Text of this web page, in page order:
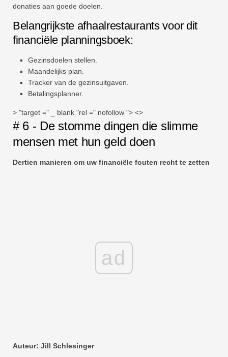
donaties aan goede doelen.
Belangrijkste afhaalrestaurants voor dit
financiële planningsboek:
Gezinsdoelen stellen.
Maandelijks plan.
Tracker van de gezinsuitgaven.
Betalingsplanner.
> "target =" _ blank "rel =" nofollow "> <>
# 6 - De stomme dingen die slimme
mensen met hun geld doen
Dertien manieren om uw financiële fouten recht te zetten
ad
Auteur: Jill Schlesinger